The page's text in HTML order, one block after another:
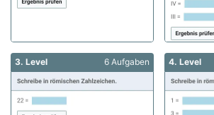
3. Level 6 Aufgaben 4. Level